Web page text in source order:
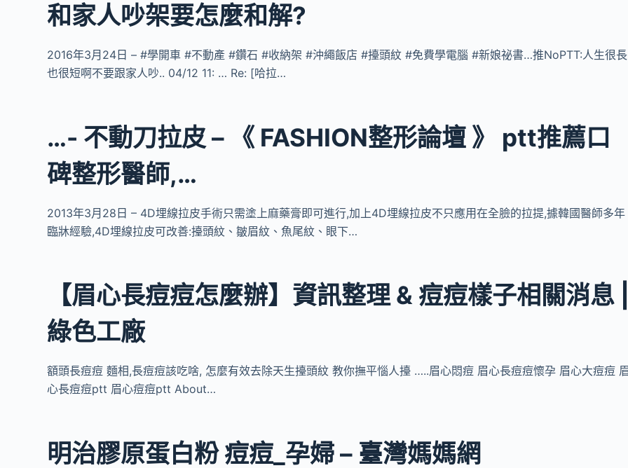
和家人吵架要怎麼和解?
2016年3月24日 – #學開車 #不動產 #鑽石 #收納架 #沖繩飯店 #擡頭紋 #免費學電腦 #新娘祕書…推NoPTT:人生很長
也很短啊不要跟家人吵.. 04/12 11: … Re: [哈拉…
…- 不動刀拉皮 – 《 FASHION整形論壇 》 ptt推薦口
碑整形醫師,…
2013年3月28日 – 4D埋線拉皮手術只需塗上麻藥膏即可進行,加上4D埋線拉皮不只應用在全臉的拉提,據韓國醫師多年
臨牀經驗,4D埋線拉皮可改善:擡頭紋、皺眉紋、魚尾紋、眼下…
【眉心長痘痘怎麼辦】資訊整理 & 痘痘樣子相關消息
綠色工廠
額頭長痘痘 麵相,長痘痘該吃啥, 怎麼有效去除天生擡頭紋 教你撫平惱人擡 …..眉心悶痘 眉心長痘痘懷孕 眉心大痘痘
心長痘痘ptt 眉心痘痘ptt About…
明治膠原蛋白粉 痘痘_孕婦 – 臺灣媽媽網